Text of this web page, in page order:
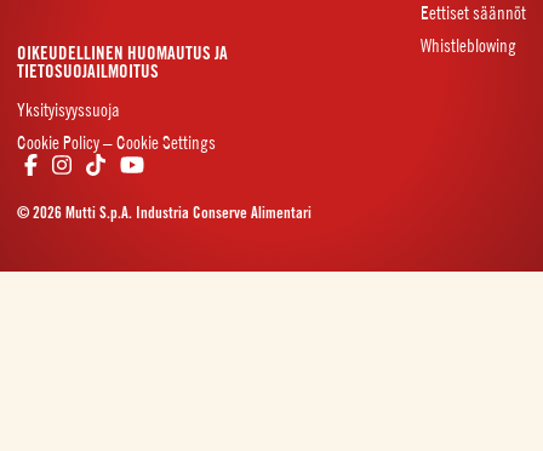
Eettiset säännöt
Whistleblowing
OIKEUDELLINEN HUOMAUTUS JA
TIETOSUOJAILMOITUS
Yksityisyyssuoja
Cookie Policy – Cookie Settings
© 2026 Mutti S.p.A. Industria Conserve Alimentari